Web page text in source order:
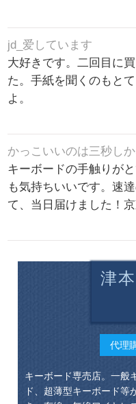
jd_爱しています
大好きです。二回目に
た。手紙を聞くのもと
よ。
かっこいいのは三秒し
キーボードの手触りが
も気持ちいいです。速
て、当日届けました！
津
代理
キーボード専売店。一般
ド、超薄型キーボード等